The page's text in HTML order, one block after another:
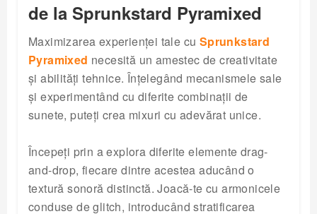
de la Sprunkstard Pyramixed
Maximizarea experienței tale cu Sprunkstard
Pyramixed necesită un amestec de creativitate
și abilități tehnice. Înțelegând mecanismele sale
și experimentând cu diferite combinații de
sunete, puteți crea mixuri cu adevărat unice.
Începeți prin a explora diferite elemente drag-
and-drop, fiecare dintre acestea aducând o
textură sonoră distinctă. Joacă-te cu armonicele
conduse de glitch, introducând stratificarea